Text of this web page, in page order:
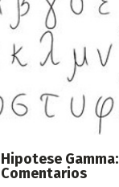
Hipotese Gamma:
Comentarios